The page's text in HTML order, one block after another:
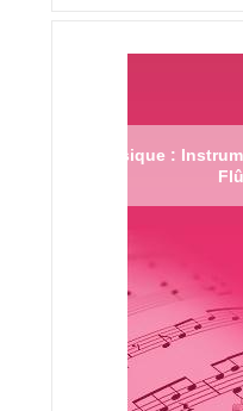
Musique :